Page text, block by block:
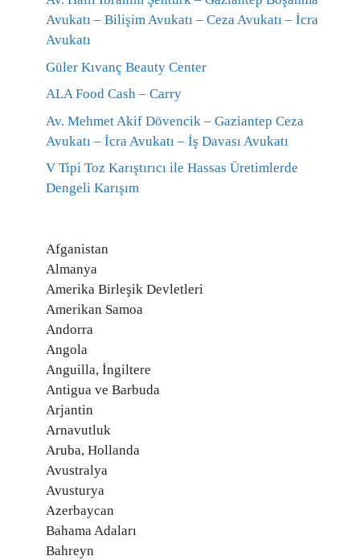
Avukatı – Bilişim Avukatı – Ceza Avukatı – İcra
Avukatı
Güler Kıvanç Beauty Center
ALA Food Cash – Carry
Av. Mehmet Akif Dövencik – Gaziantep Ceza
Avukatı – İcra Avukatı – İş Davası Avukatı
V Tipi Toz Karıştırıcı ile Hassas Üretimlerde
Dengeli Karışım
Afganistan
Almanya
Amerika Birleşik Devletleri
Amerikan Samoa
Andorra
Angola
Anguilla, İngiltere
Antigua ve Barbuda
Arjantin
Arnavutluk
Aruba, Hollanda
Avustralya
Avusturya
Azerbaycan
Bahama Adaları
Bahreyn